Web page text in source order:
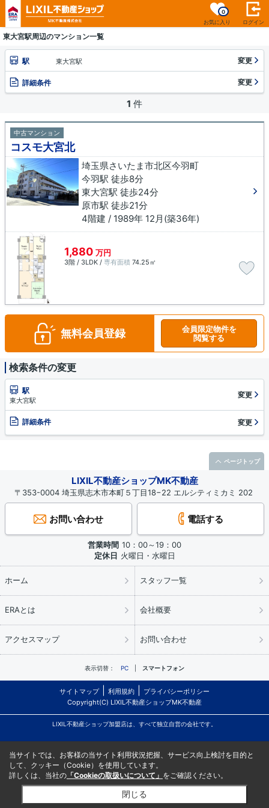
お気に入り
0
ログイン
東大宮駅周辺のマンション一覧
駅 東大宮駅 変更
詳細条件 変更
1 件
中古マンション
コスモ大宮北
埼玉県さいたま市北区今羽町
今羽駅 徒歩8分
東大宮駅 徒歩24分
原市駅 徒歩21分
4階建 / 1989年 12月(築36年)
1,880 万円
3階 / 3LDK / 専有面積 74.25㎡
無料会員登録
会員限定物件を
閲覧する
検索条件の変更
駅
東大宮駅
変更
詳細条件 変更
LIXIL不動産ショップMK不動産
〒353-0004 埼玉県志木市本町５丁目18−22 エルシティミカミ 202
お問い合わせ 電話する
営業時間 10：00～19：00
定休日 火曜日・水曜日
ホーム スタッフ一覧
ERAとは 会社概要
アクセスマップ お問い合わせ
表示切替： PC スマートフォン
サイトマップ 利用規約
プライバシーポリシー
Copyright(C) LIXIL不動産ショップMK不動産
LIXIL不動産ショップ加盟店は、すべて独立自営の会社です。
ページトップ
当サイトでは、お客様の当サイト利用状況把握、サービス向上検討を目的と
して、クッキー（Cookie）を使用しています。
詳しくは、当社の 「Cookieの取扱いについて」 をご確認ください。
閉じる